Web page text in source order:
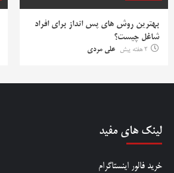
بهترین روش‌ های پس‌ انداز برای افراد
شاغل چیست؟
2 هفته پیش علی مردی
لینک های مفید
خرید فالور اینستاگرام